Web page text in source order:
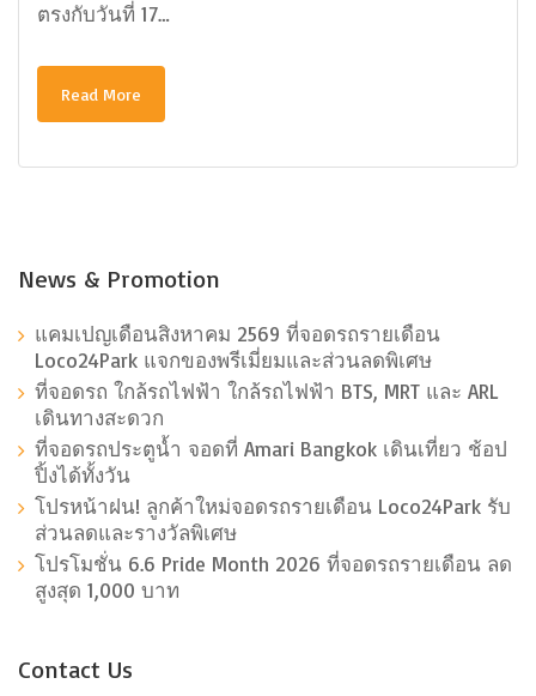
ตรงกับวันที่ 17…
Read More
News & Promotion
แคมเปญเดือนสิงหาคม 2569 ที่จอดรถรายเดือน
Loco24Park แจกของพรีเมี่ยมและส่วนลดพิเศษ
ที่จอดรถ ใกล้รถไฟฟ้า ใกล้รถไฟฟ้า BTS, MRT และ ARL
เดินทางสะดวก
ที่จอดรถประตูน้ำ จอดที่ Amari Bangkok เดินเที่ยว ช้อป
ปิ้งได้ทั้งวัน
โปรหน้าฝน! ลูกค้าใหม่จอดรถรายเดือน Loco24Park รับ
ส่วนลดและรางวัลพิเศษ
โปรโมชั่น 6.6 Pride Month 2026 ที่จอดรถรายเดือน ลด
สูงสุด 1,000 บาท
Contact Us